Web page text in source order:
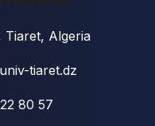
Tiaret, Algeria
tiaret.dz
80 57